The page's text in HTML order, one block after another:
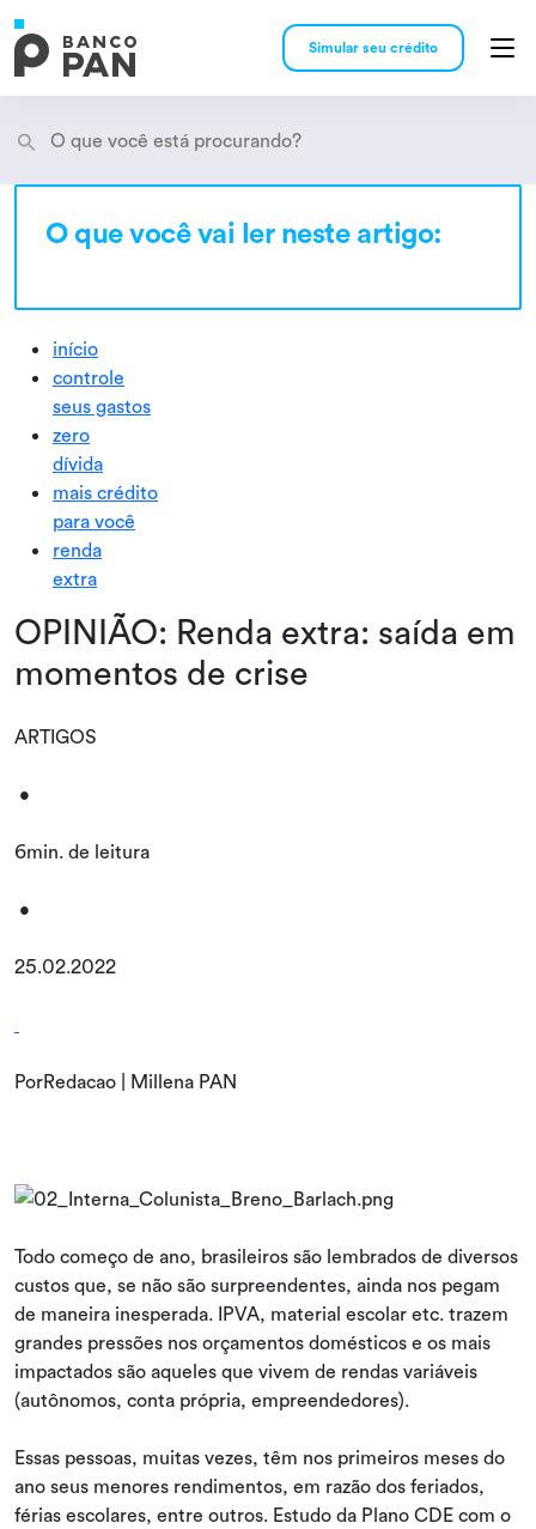
Simular seu crédito
Encontramos
O que você vai ler neste artigo:
início
controle
seus gastos
zero
dívida
mais crédito
para você
renda
extra
OPINIÃO: Renda extra: saída em
momentos de crise
ARTIGOS
•
6min. de leitura
•
25.02.2022
PorRedacao | Millena PAN
Todo começo de ano, brasileiros são lembrados de diversos
custos que, se não são surpreendentes, ainda nos pegam
de maneira inesperada. IPVA, material escolar etc. trazem
grandes pressões nos orçamentos domésticos e os mais
impactados são aqueles que vivem de rendas variáveis
(autônomos, conta própria, empreendedores).
Essas pessoas, muitas vezes, têm nos primeiros meses do
ano seus menores rendimentos, em razão dos feriados,
férias escolares, entre outros. Estudo da Plano CDE com o